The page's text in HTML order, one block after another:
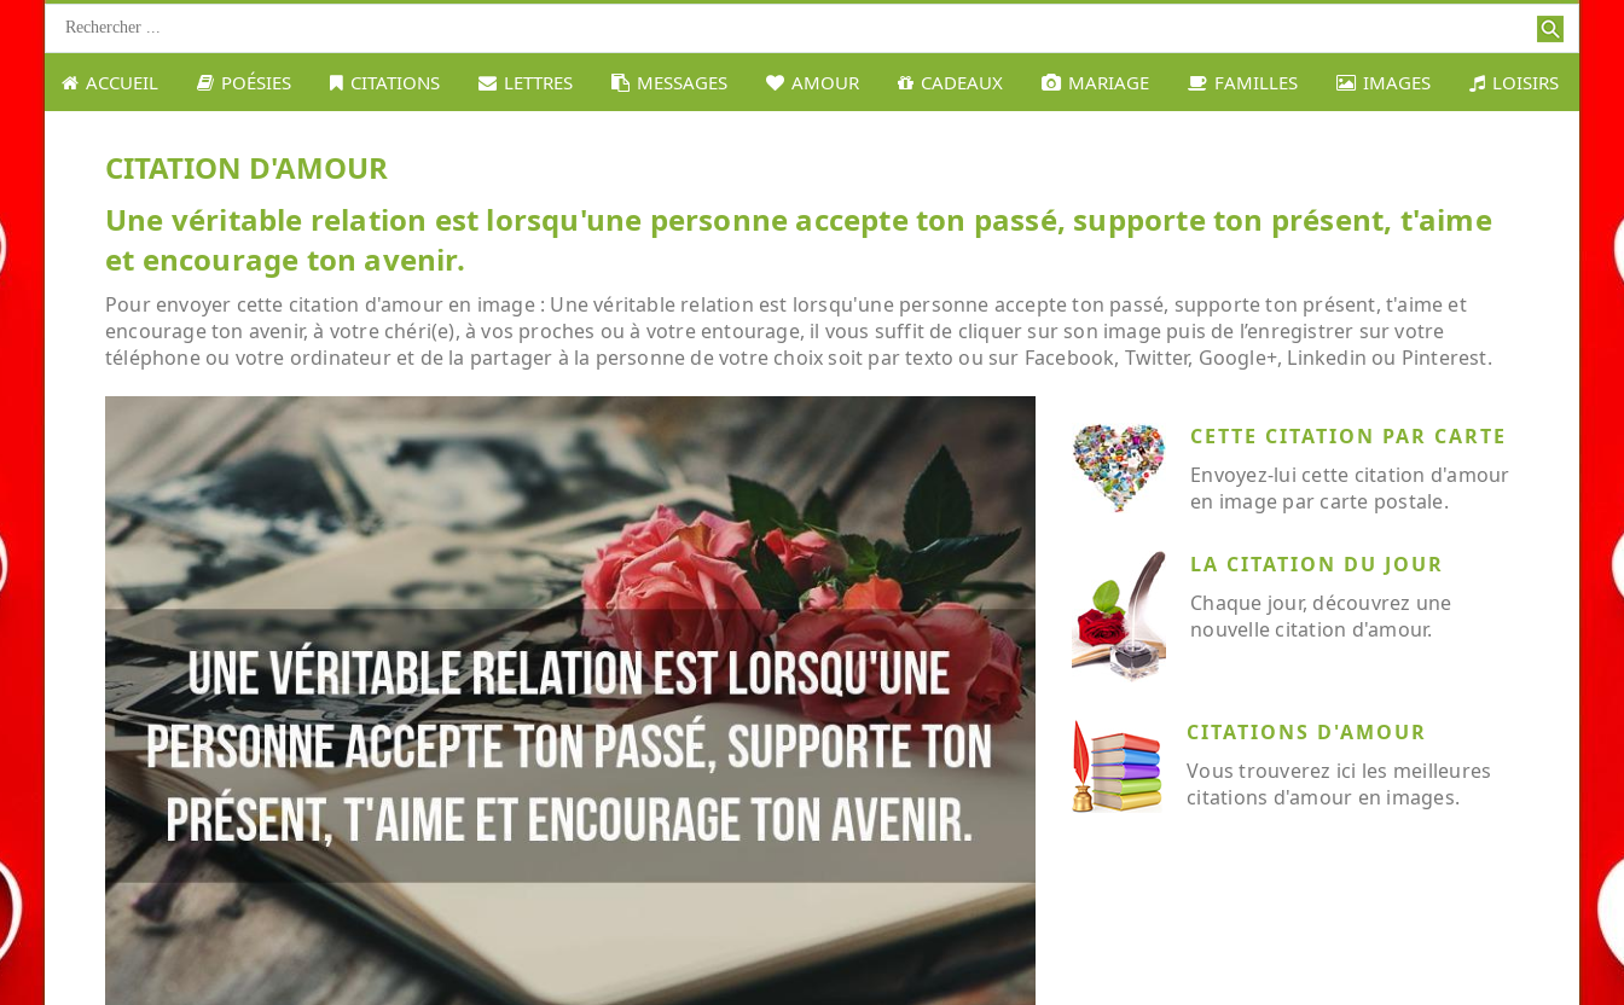
ACCUEIL POÉSIES CITATIONS LETTRES MESSAGES AMOUR CADEAUX MARIAGE FAMILLES IMAGES LOISIRS
CITATION D'AMOUR
Une véritable relation est lorsqu'une personne accepte ton passé, supporte ton présent, t'aime
et encourage ton avenir.
Pour envoyer cette citation d'amour en image : Une véritable relation est lorsqu'une personne accepte ton passé, supporte ton présent, t'aime et
encourage ton avenir, à votre chéri(e), à vos proches ou à votre entourage, il vous suffit de cliquer sur son image puis de l’enregistrer sur votre
téléphone ou votre ordinateur et de la partager à la personne de votre choix soit par texto ou sur Facebook, Twitter, Google+, Linkedin ou Pinterest.
CETTE CITATION PAR CARTE
Envoyez-lui cette citation d'amour
en image par carte postale.
LA CITATION DU JOUR
Chaque jour, découvrez une
nouvelle citation d'amour.
CITATIONS D'AMOUR
Vous trouverez ici les meilleures
citations d'amour en images.